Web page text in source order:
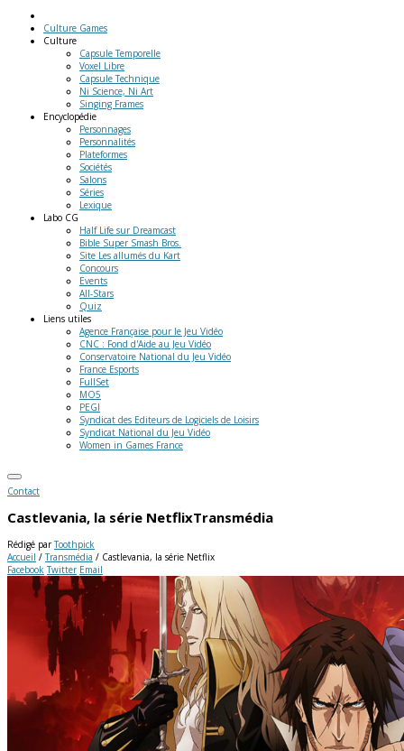
Culture Games
Culture
Capsule Temporelle
Voxel Libre
Capsule Technique
Ni Science, Ni Art
Singing Frames
Encyclopédie
Personnages
Personnalités
Plateformes
Sociétés
Salons
Séries
Lexique
Labo CG
Half Life sur Dreamcast
Bible Super Smash Bros.
Site Les allumés du Kart
Concours
Events
All-Stars
Quiz
Liens utiles
Agence Française pour le Jeu Vidéo
CNC : Fond d'Aide au Jeu Vidéo
Conservatoire National du Jeu Vidéo
France Esports
FullSet
MO5
PEGI
Syndicat des Editeurs de Logiciels de Loisirs
Syndicat National du Jeu Vidéo
Women in Games France
Contact
Castlevania, la série NetflixTransmédia
Rédigé parToothpick
Accueil / Transmédia / Castlevania, la série Netflix
Facebook Twitter Email